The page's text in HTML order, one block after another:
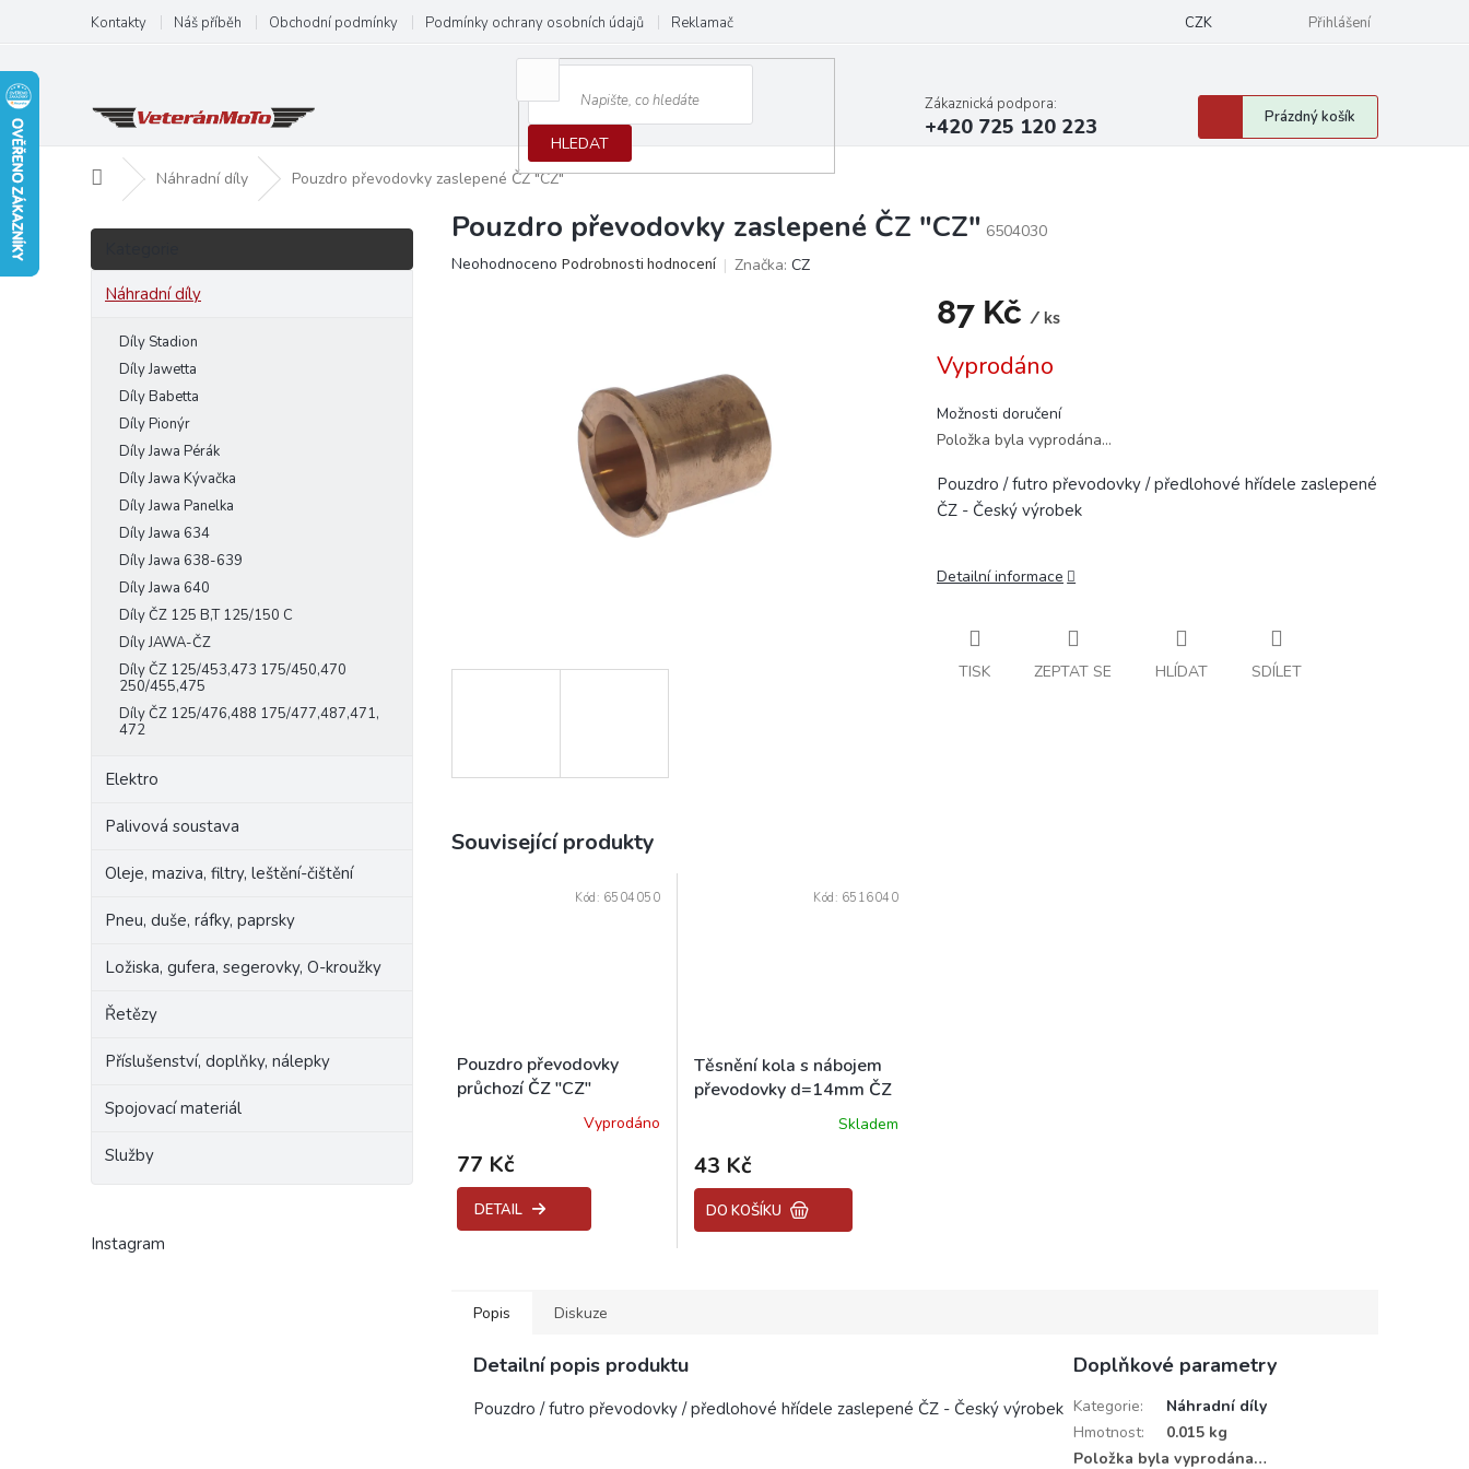
obsah
Kontakty Náš příběh Obchodní podmínky Podmínky ochrany osobních údajů Reklamační protokol CZK Přihlášení
HLEDAT
Zákaznická podpora:
+420 725 120 223
Nákupní
košík
Prázdný košík
Domů Náhradní díly Pouzdro převodovky zaslepené ČZ "CZ"
P
s
Přeskočit
Náhradní díly
Díly Stadion
Díly Jawetta
Díly Babetta
Díly Pionýr
Díly Jawa Pérák
Díly Jawa Kývačka
Díly Jawa Panelka
Díly Jawa 634
Díly Jawa 638-639
Díly Jawa 640
Díly ČZ 125 B,T 125/150 C
Díly JAWA-ČZ
Díly ČZ 125/453,473 175/450,470
250/455,475
Díly ČZ 125/476,488 175/477,487,471,
472
Elektro
Palivová soustava
Oleje, maziva, filtry, leštění-čištění
Pneu, duše, ráfky, paprsky
Ložiska, gufera, segerovky, O-kroužky
Řetězy
Příslušenství, doplňky, nálepky
Spojovací materiál
Služby
Instagram
Pouzdro převodovky zaslepené ČZ "CZ" 6504030
Průměrné
Neohodnoceno Podrobnosti hodnocení Značka: CZ
87 Kč / ks
cena:
Vyprodáno
Možnosti doručení
Položka byla vyprodána…
Pouzdro / futro převodovky / předlohové hřídele zaslepené
ČZ - Český výrobek
Detailní informace
TISK ZEPTAT SE HLÍDAT SDÍLET
Související produkty
Pouzdro převodovky
průchozí ČZ "CZ"
Vyprodáno
77 Kč
DETAIL
Kód: 6504050
Těsnění kola s nábojem
převodovky d=14mm ČZ
Skladem
43 Kč
DO KOŠÍKU
Kód: 6516040
Popis Diskuze
Detailní popis produktu
Pouzdro / futro převodovky / předlohové hřídele zaslepené ČZ - Český výrobek
Doplňkové parametry
Kategorie:
Náhradní díly
Hmotnost:
0.015 kg
Položka byla vyprodána…